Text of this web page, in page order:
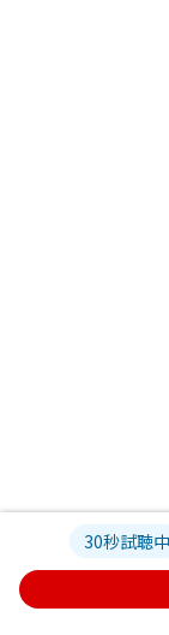
30秒試聴中